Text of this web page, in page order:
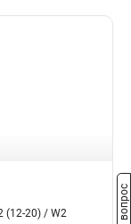
(12-20) / W2